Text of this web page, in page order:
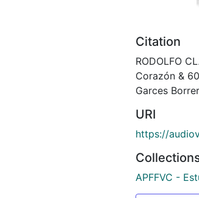
Citation
RODOLFO
Corazón &
Garces
URI
https://
APFFVC -